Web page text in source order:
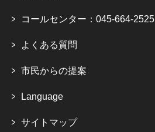
コールセンター：045-664-2525
よくある質問
市民からの提案
Language
サイトマップ